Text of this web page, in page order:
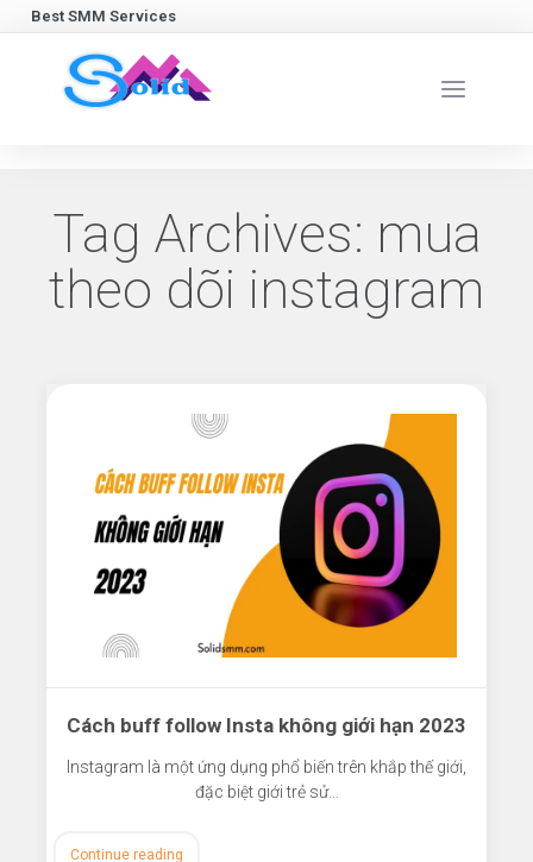
Best SMM Services
Tag Archives: mua
theo dõi instagram
Cách buff follow Insta không giới hạn 2023
Instagram là một ứng dụng phổ biến trên khắp thế giới,
đặc biệt giới trẻ sử…
Continue reading